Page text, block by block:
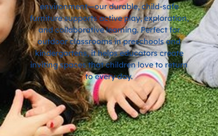
environment—our durable, child-safe
furniture supports active play, exploration,
and collaborative learning. Perfect for
outdoor classrooms in preschools and
kindergartens, it helps educators create
inviting spaces that children love to return
to every day.